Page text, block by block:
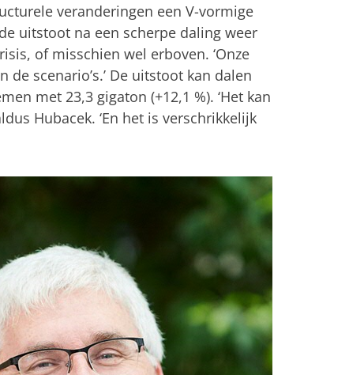
veranderingen een V-vormige
uitstoot na een scherpe daling weer
of misschien wel erboven. ‘Onze
scenario’s.’ De uitstoot kan dalen
met 23,3 gigaton (+12,1 %). ‘Het kan
Hubacek. ‘En het is verschrikkelijk